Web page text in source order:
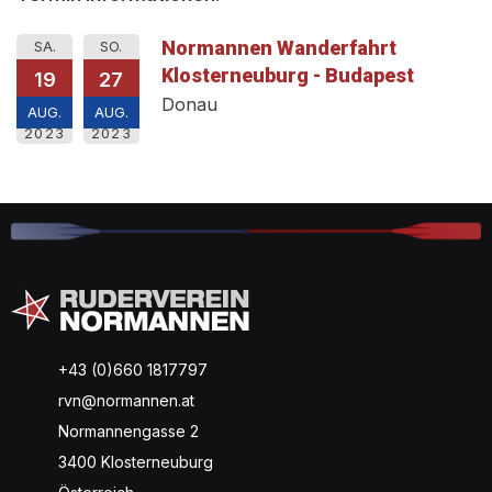
SA.
19
AUG.
2023
SO.
27
AUG.
2023
Normannen Wanderfahrt
Klosterneuburg - Budapest
Donau
+43 (0)660 1817797
rvn@normannen.at
Normannengasse 2
3400 Klosterneuburg